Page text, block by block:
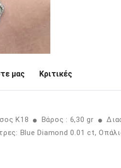
μας Κριτικές
K18 Βάρος : 6,30 gr
Blue Diamond 0.01 ct,